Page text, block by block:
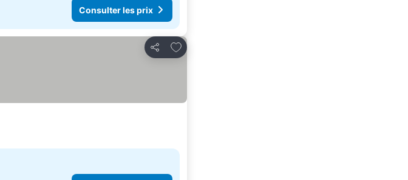
Consulter les prix
Partager
Ajouter à mes favoris